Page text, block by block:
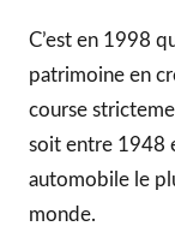
C’est en 1998
patrimoine en
course
soit entre 1948
automobile le
monde.